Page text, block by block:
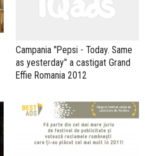
Campania "Pepsi - Today. Same
as yesterday" a castigat Grand
Effie Romania 2012